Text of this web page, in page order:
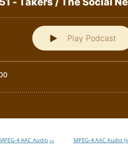
MPEG-4 AAC Audio 0 B MPEG-4 AAC Audio